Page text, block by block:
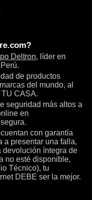
?
Deltron, líder en
de productos
del mundo, al
CASA.
seguridad más altos a
en
con garantía
a presentar una falla,
devolución íntegra de
no esté disponible,
Técnico), tu
DEBE ser la mejor.